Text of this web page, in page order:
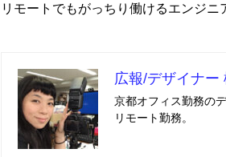
リモートでもがっちり働けるエンジ
広報/デザイナー
京都オフィス勤務の
リモート勤務。